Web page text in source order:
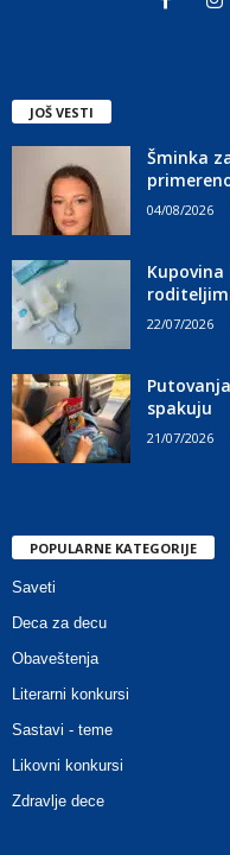
JOŠ VESTI
Šminka
04/08/2026
22/07/2026
spakuju
21/07/2026
POPULARNE KATEGORIJE
Saveti
Deca za decu
Obaveštenja
Literarni konkursi
Sastavi - teme
Likovni konkursi
Zdravlje dece